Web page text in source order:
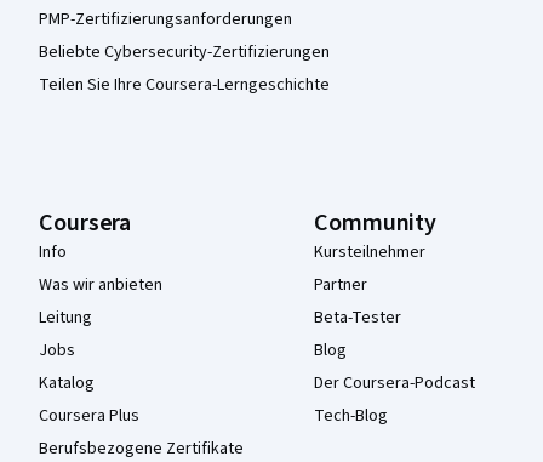
PMP-Zertifizierungsanforderungen
Beliebte Cybersecurity-Zertifizierungen
Teilen Sie Ihre Coursera-Lerngeschichte
Coursera
Info
Was wir anbieten
Leitung
Jobs
Katalog
Coursera Plus
Berufsbezogene Zertifikate
Community
Kursteilnehmer
Partner
Beta-Tester
Blog
Der Coursera-Podcast
Tech-Blog